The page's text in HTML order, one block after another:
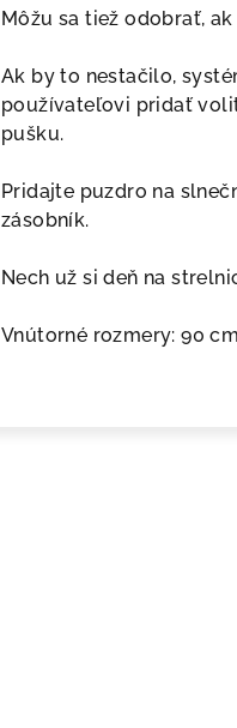
Môžu sa tiež odobrať,
Ak by to nestačilo,
používateľovi pridať
pušku.
Pridajte puzdro na
zásobník.
Nech už si deň na
Vnútorné rozmery: 90